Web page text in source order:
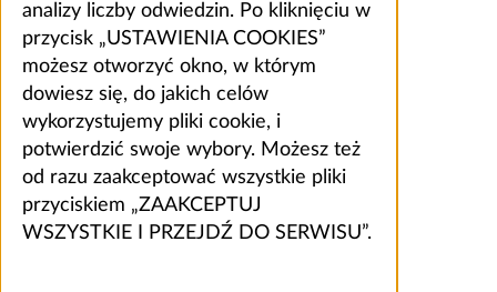
analizy liczby odwiedzin. Po kliknięciu w
przycisk „USTAWIENIA COOKIES”
możesz otworzyć okno, w którym
dowiesz się, do jakich celów
wykorzystujemy pliki cookie, i
potwierdzić swoje wybory. Możesz też
od razu zaakceptować wszystkie pliki
przyciskiem „ZAAKCEPTUJ
WSZYSTKIE I PRZEJDŹ DO SERWISU”.